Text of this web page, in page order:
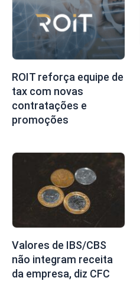
ROIT reforça equipe de
tax com novas
contratações e
promoções
Valores de IBS/CBS
não integram receita
da empresa, diz CFC